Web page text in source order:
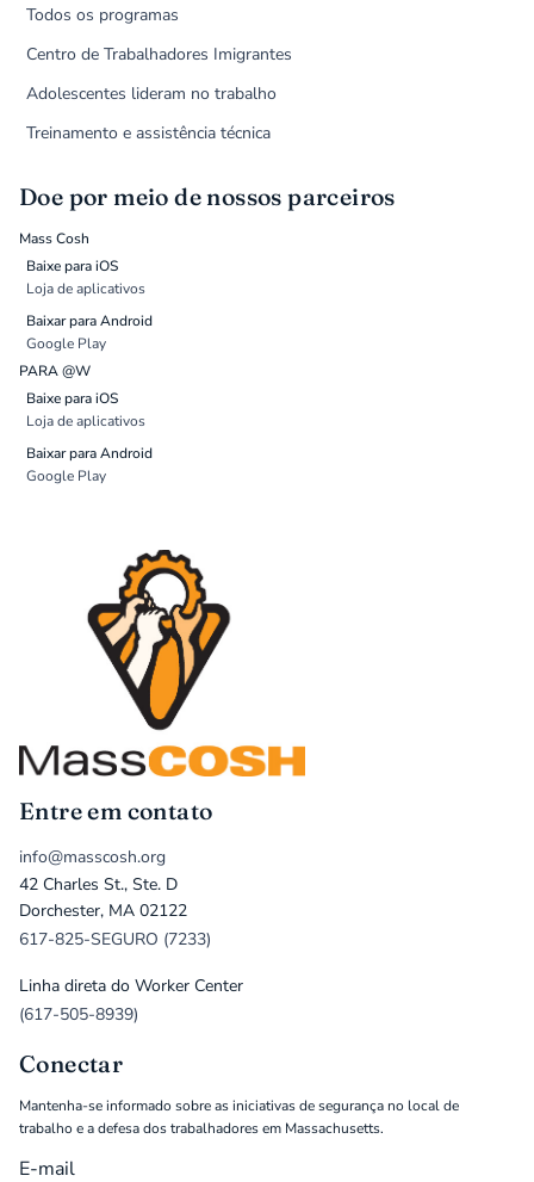
Todos os programas
Centro de Trabalhadores Imigrantes
Adolescentes lideram no trabalho
Treinamento e assistência técnica
Doe por meio de nossos parceiros
Mass Cosh
Baixe para iOS
Loja de aplicativos
Baixar para Android
Google Play
PARA @W
Baixe para iOS
Loja de aplicativos
Baixar para Android
Google Play
Entre em contato
info@masscosh.org
42 Charles St., Ste. D
Dorchester, MA 02122
617-825-SEGURO (7233)
Linha direta do Worker Center
(617-505-8939)
Conectar
Mantenha-se informado sobre as iniciativas de segurança no local de
trabalho e a defesa dos trabalhadores em Massachusetts.
E-mail